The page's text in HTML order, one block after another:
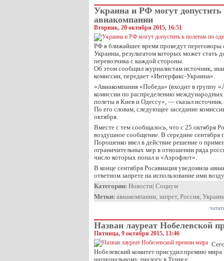
Украина и РФ могут допустить
авиакомпании
Вторник, 20 октября 2015, 16:51
РФ в ближайшее время проведут переговоры
Украины, результатом которых может стать
перевозчика с каждой стороны.
Об этом сообщил журналистам источник,
комиссии, передает «Интерфакс-Украина».
«Авиакомпания «Победа» (входит в группу
комиссии по распределению международных
полеты в Киев и Одессу», — сказал источник.
По его словам, следующее заседание
октября.
Вместе с тем сообщалось, что с 25 октября
воздушное сообщение. В середине сентября
Порошенко ввел в действие решение о
ограничительных мер в отношении ряда
число которых попал и «Аэрофлот».
В конце сентября Росавиация уведомила
ответном запрете на использование ими
Категории: Новости| Социум
Метки: авиакомпании, запрет, Россия,
Назван лауреат Нобелевской
Пятница, 9 октября 2015, 13:46
Нобелевский комитет присудил премию мира
национальному диалогу в Тунисе.